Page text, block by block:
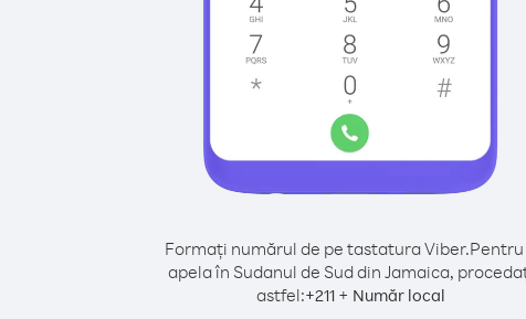
Formați numărul de pe tastatura Viber.Pentru
apela în Sudanul de Sud din Jamaica,
astfel:+211+ Număr local